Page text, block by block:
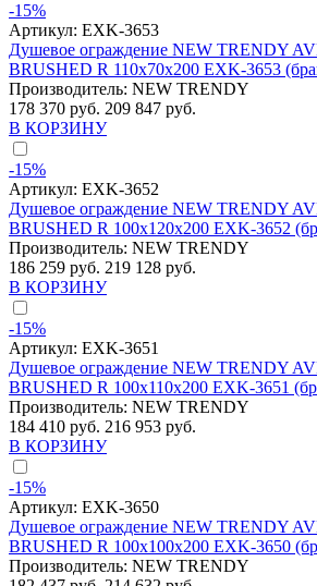
-15%
Артикул: EXK-3653
Душевое ограждение NEW TRENDY
BRUSHED R 110x70x200 EXK-3653
Производитель: NEW TRENDY
178 370 руб. 209 847 руб.
В КОРЗИНУ
-15%
Артикул: EXK-3652
Душевое ограждение NEW TRENDY
BRUSHED R 100x120x200 EXK-3652
Производитель: NEW TRENDY
186 259 руб. 219 128 руб.
В КОРЗИНУ
-15%
Артикул: EXK-3651
Душевое ограждение NEW TRENDY
BRUSHED R 100x110x200 EXK-3651
Производитель: NEW TRENDY
184 410 руб. 216 953 руб.
В КОРЗИНУ
-15%
Артикул: EXK-3650
Душевое ограждение NEW TRENDY
BRUSHED R 100x100x200 EXK-3650
Производитель: NEW TRENDY